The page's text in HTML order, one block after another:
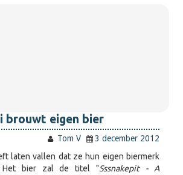
brouwt eigen bier
Tom V
3 december 2012
laten vallen dat ze hun eigen biermerk
Het bier zal de titel "Sssnakepit - A